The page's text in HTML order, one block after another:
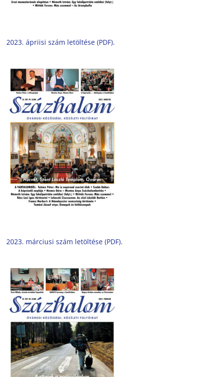
2023. ápriisi szám letöltése (PDF).
2023. márciusi szám letöltése (PDF).